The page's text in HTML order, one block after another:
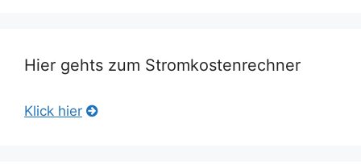
Hier gehts zum Stromkostenrechner
Klick hier